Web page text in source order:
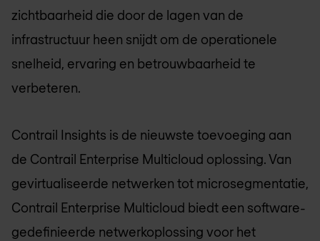
zichtbaarheid die door de lagen van de
infrastructuur heen snijdt om de operationele
snelheid, ervaring en betrouwbaarheid te
verbeteren.
Contrail Insights is de nieuwste toevoeging aan
de Contrail Enterprise Multicloud oplossing. Van
gevirtualiseerde netwerken tot microsegmentatie,
Contrail Enterprise Multicloud biedt een software-
gedefinieerde netwerkoplossing voor het